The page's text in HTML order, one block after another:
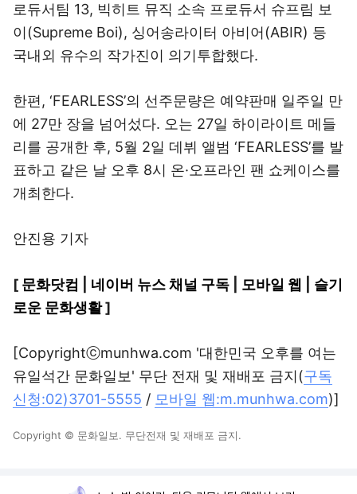
로듀서팀 13, 빅히트 뮤직 소속 프로듀서 슈프림 보
이(Supreme Boi), 싱어송라이터 아비어(ABIR) 등
국내외 유수의 작가진이 의기투합했다.
한편, ‘FEARLESS’의 선주문량은 예약판매 일주일 만
에 27만 장을 넘어섰다. 오는 27일 하이라이트 메들
리를 공개한 후, 5월 2일 데뷔 앨범 ‘FEARLESS’를 발
표하고 같은 날 오후 8시 온·오프라인 팬 쇼케이스를
개최한다.
안진용 기자
[ 문화닷컴 네이버 뉴스 채널 구독 모바일 웹
슬기
로운 문화생활]
[Copyrightⓒmunhwa.com '대한민국 오후를 여는
유일석간 문화일보' 무단 전재 및 재배포 금지(구독
신청:02)3701-5555 / 모바일 웹:m.munhwa.com)]
Copyright © 문화일보. 무단전재 및 재배포 금지.